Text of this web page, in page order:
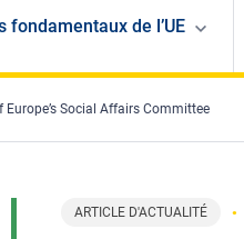
fondamentaux de l’UE
Europe’s Social Affairs Committee
ARTICLE D'ACTUALITÉ